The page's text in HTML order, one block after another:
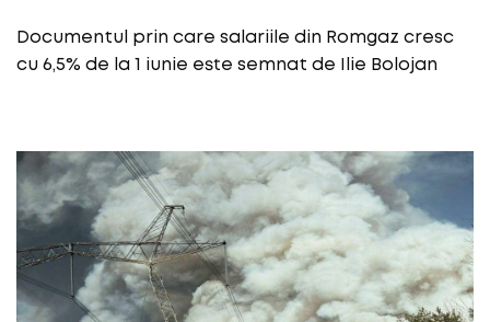
Documentul prin care salariile din Romgaz cresc
cu 6,5% de la 1 iunie este semnat de Ilie Bolojan